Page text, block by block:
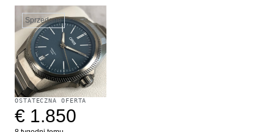
Sprzedane
OSTATECZNA OFERTA
€ 1.850